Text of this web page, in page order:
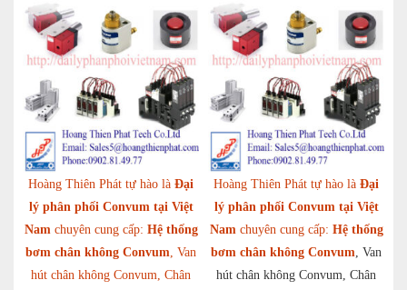
Hoàng Thiên Phát tự hào là Đại
lý phân phối Convum tại Việt
Namchuyên cung cấp: Hệ thống
bơm chân không Convum, Van
hút chân không Convum, Chân
Hoàng Thiên Phát tự hào là Đại
lý phân phối Convum tại Việt
Namchuyên cung cấp: Hệ thống
bơm chân không Convum, Van
hút chân không Convum, Chân